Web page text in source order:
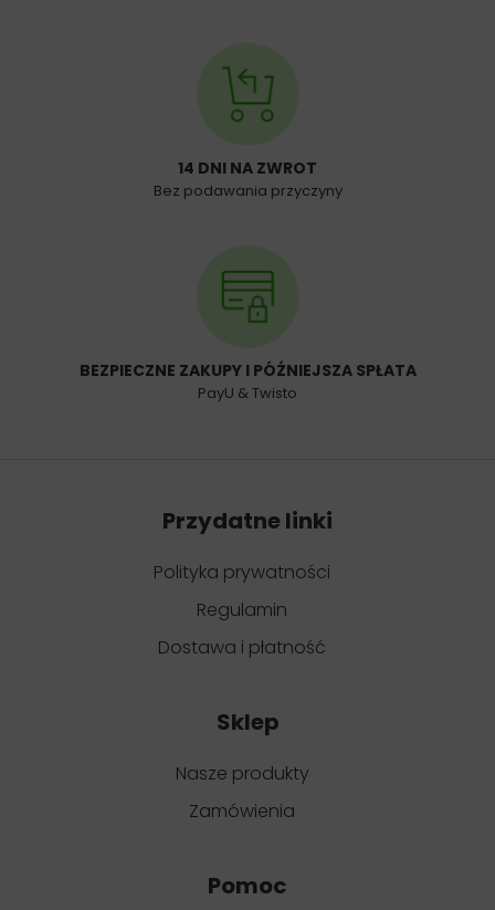
14 DNI NA ZWROT
Bez podawania przyczyny
BEZPIECZNE ZAKUPY I PÓŹNIEJSZA SPŁATA
PayU & Twisto
Przydatne linki
Polityka prywatności
Regulamin
Dostawa i płatność
Sklep
Nasze produkty
Zamówienia
Pomoc